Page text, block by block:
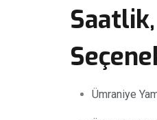
Ümraniye